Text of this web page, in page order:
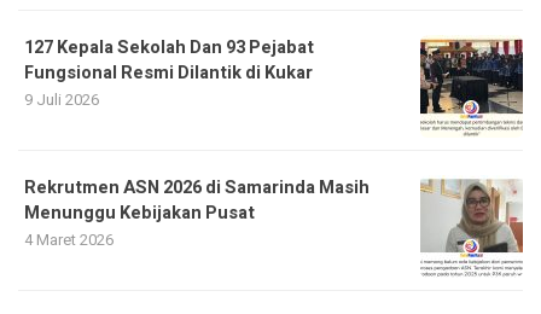
127 Kepala Sekolah Dan 93 Pejabat
Fungsional Resmi Dilantik di Kukar
9 Juli 2026
Rekrutmen ASN 2026 di Samarinda Masih
Menunggu Kebijakan Pusat
4 Maret 2026